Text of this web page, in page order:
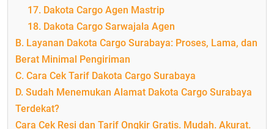
17. Dakota Cargo Agen Mastrip
18. Dakota Cargo Sarwajala Agen
B. Layanan Dakota Cargo Surabaya: Proses, Lama, dan
Berat Minimal Pengiriman
C. Cara Cek Tarif Dakota Cargo Surabaya
D. Sudah Menemukan Alamat Dakota Cargo Surabaya
Terdekat?
Cara Cek Resi dan Tarif Ongkir Gratis. Mudah. Akurat.